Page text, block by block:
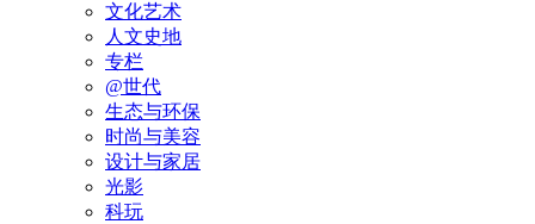
文化艺术
人文史地
专栏
@世代
生态与环保
时尚与美容
设计与家居
光影
科玩